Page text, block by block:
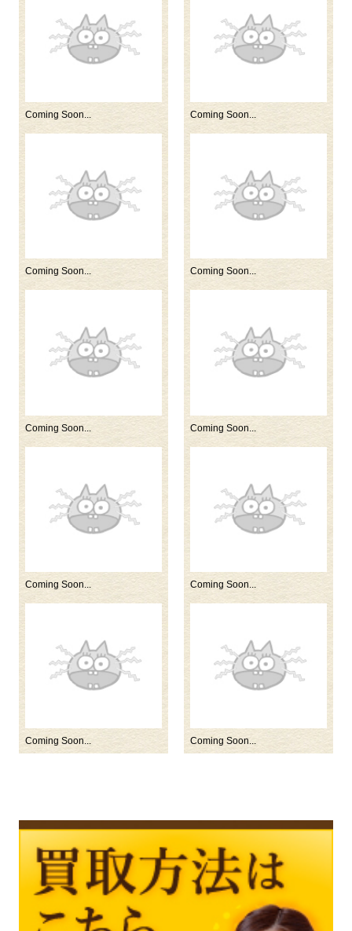
Coming Soon... Coming Soon...
Coming Soon... Coming Soon...
Coming Soon... Coming Soon...
Coming Soon... Coming Soon...
Coming Soon... Coming Soon...